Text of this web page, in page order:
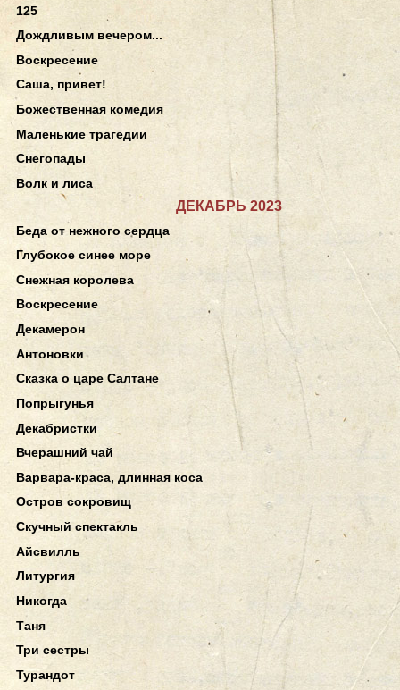
125
Дождливым вечером...
Воскресение
Саша, привет!
Божественная комедия
Маленькие трагедии
Снегопады
Волк и лиса
ДЕКАБРЬ 2023
Беда от нежного сердца
Глубокое синее море
Снежная королева
Воскресение
Декамерон
Антоновки
Сказка о царе Салтане
Попрыгунья
Декабристки
Вчерашний чай
Варвара-краса, длинная коса
Остров сокровищ
Скучный спектакль
Айсвилль
Литургия
Никогда
Таня
Три сестры
Турандот